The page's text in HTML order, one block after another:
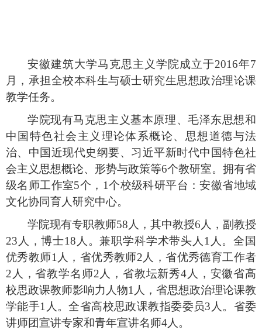
安徽建筑大学马克思主义学院成立于2016年7
月，承担全校本科生与硕士研究生思想政治理论课
教学任务。
学院现有马克思主义基本原理、毛泽东思想和
中国特色社会主义理论体系概论、思想道德与法
治、中国近现代史纲要、习近平新时代中国特色社
会主义思想概论、形势与政策等6个教研室。 拥有省
级名师工作室5个 ， 1个校级科研平台 ：安徽省地域
文化协同育人研究中心。
学院现有专职教师58人，其中教授6 人，副教授
23 人，博士18人。兼职学科学术带头人1人。全国
优秀教师1人，省优秀教师2人，省优秀德育工作者
2人，省教学名师2人，省教坛新秀4人，安徽省高
校思政课教师影响力人物1人，省思想政治理论课教
学能手1人。全省高校思政课教指委委员3人。省委
讲师团宣讲专家和青年宣讲名师4人。